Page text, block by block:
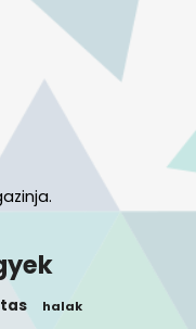
halak